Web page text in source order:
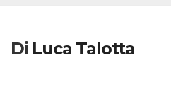
Di Luca Talotta